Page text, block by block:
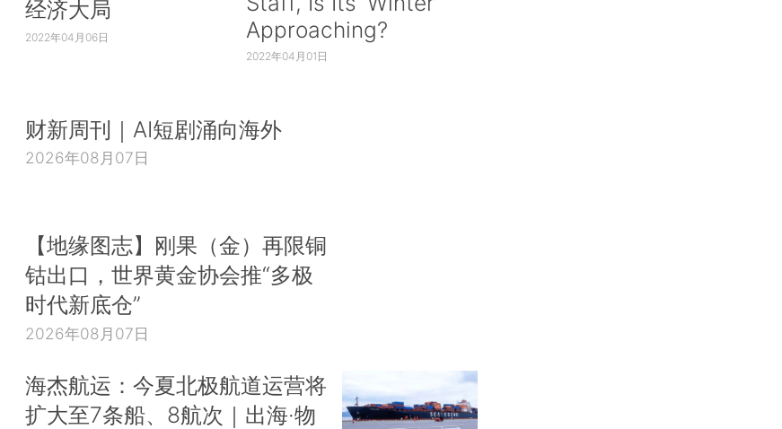
经济大局
2022年04月06日
Approaching?
2022年04月01日
财新周刊｜AI短剧涌向海外
2026年08月07日
【地缘图志】刚果（金）再限铜
钴出口，世界黄金协会推“多极
时代新底仓”
2026年08月07日
海杰航运：今夏北极航道运营将
扩大至7条船、8航次｜出海·物